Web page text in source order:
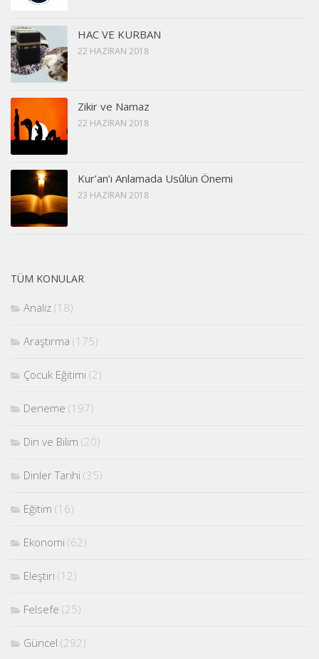
HAC VE KURBAN
22 HAZIRAN 2018
Zikir ve Namaz
22 HAZIRAN 2018
Kur’an’ı Anlamada Usûlün Önemi
23 HAZIRAN 2018
TÜM KONULAR
Analiz (18)
Araştırma (175)
Çocuk Eğitimi (2)
Deneme (197)
Din ve Bilim (20)
Dinler Tarihi (35)
Eğitim (16)
Ekonomi (62)
Eleştiri (12)
Felsefe (25)
Güncel (292)